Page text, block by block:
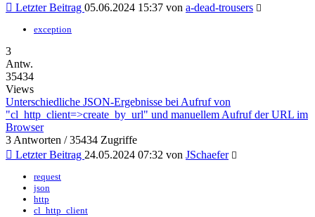
Letzter Beitrag 05.06.2024 15:37 von a-dead-trousers
exception
3
Antw.
35434
Views
Unterschiedliche JSON-Ergebnisse bei Aufruf von
"cl_http_client=>create_by_url" und manuellem Aufruf der URL im
Browser
3 Antworten / 35434 Zugriffe
Letzter Beitrag 24.05.2024 07:32 von JSchaefer
request
json
http
cl_http_client